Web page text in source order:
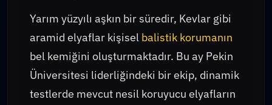
Yarım yüzyılı aşkın bir süredir, Kevlar gibi
aramid elyaflar kişisel balistik korumanın
bel kemiğini oluşturmaktadır. Bu ay Pekin
Üniversitesi liderliğindeki bir ekip, dinamik
testlerde mevcut nesil koruyucu elyafların